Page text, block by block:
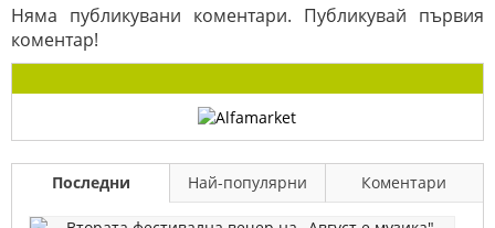
Няма публикувани коментари. Публикувай първия
коментар!
Последни Най-популярни Коментари